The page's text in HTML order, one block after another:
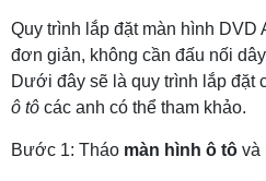
Quy trình lắp đặt màn hình DVD
đơn giản, không cần đấu nối
Dưới đây sẽ là quy trình lắp đặt
ô tô các anh có thể tham khảo.
Bước 1: Tháo màn hình ô tô và